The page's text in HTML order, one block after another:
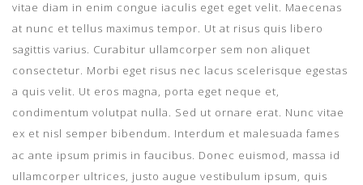
vitae diam in enim congue iaculis eget eget velit. Maecenas
at nunc et tellus maximus tempor. Ut at risus quis libero
sagittis varius. Curabitur ullamcorper sem non aliquet
consectetur. Morbi eget risus nec lacus scelerisque egestas
a quis velit. Ut eros magna, porta eget neque et,
condimentum volutpat nulla. Sed ut ornare erat. Nunc vitae
ex et nisl semper bibendum. Interdum et malesuada fames
ac ante ipsum primis in faucibus. Donec euismod, massa id
ullamcorper ultrices, justo augue vestibulum ipsum, quis